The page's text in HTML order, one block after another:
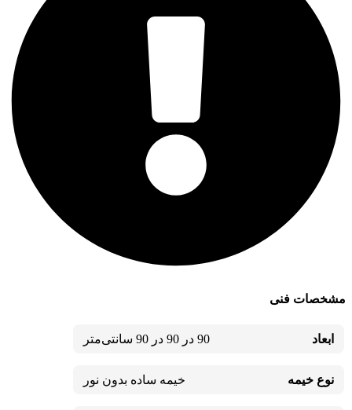
مشخصات فنی
ابعاد 90 در 90 در 90 سانتی‌متر
نوع خیمه خیمه ساده بدون نور